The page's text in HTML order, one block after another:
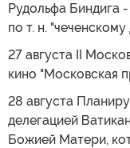
Рудольфа Биндига
по т. н.
27 августа II
кино "Московская
28 августа
делегацией
Божией Матери,